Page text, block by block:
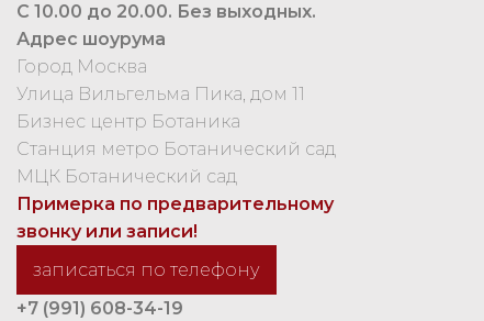
С 10.00 до 20.00. Без выходных.
Адрес шоурума
Город Москва
Улица Вильгельма Пика, дом 11
Бизнес центр Ботаника
Станция метро Ботанический сад
МЦК Ботанический сад
Примерка по предварительному
звонку или записи!
записаться по телефону
+7 (991) 608-34-19